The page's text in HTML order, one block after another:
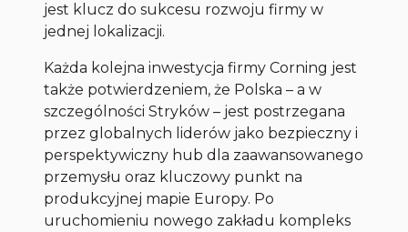
jest klucz do sukcesu rozwoju firmy w
jednej lokalizacji.
Każda kolejna inwestycja firmy Corning jest
także potwierdzeniem, że Polska – a w
szczególności Stryków – jest postrzegana
przez globalnych liderów jako bezpieczny i
perspektywiczny hub dla zaawansowanego
przemysłu oraz kluczowy punkt na
produkcyjnej mapie Europy. Po
uruchomieniu nowego zakładu kompleks